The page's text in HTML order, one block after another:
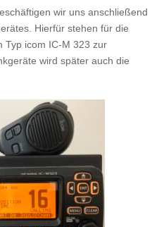
wir uns anschließend
Hierfür stehen für die
Typ icom IC-M 323 zur
wird später auch die